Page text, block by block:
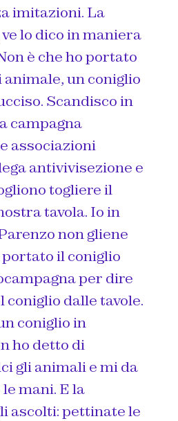
imitazioni. La
lo dico in maniera
è che ho portato
animale, un coniglio
Scandisco in
campagna
associazioni
antivivisezione e
togliere il
tavola. Io in
non gliene
il coniglio
per dire
coniglio dalle tavole.
coniglio in
ho detto di
gli animali e mi da
mani. E la
ascolti: pettinate le